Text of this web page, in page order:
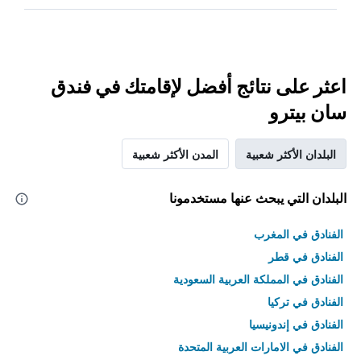
اعثر على نتائج أفضل لإقامتك في فندق
سان بيترو
البلدان الأكثر شعبية المدن الأكثر شعبية
البلدان التي يبحث عنها مستخدمونا
الفنادق في المغرب
الفنادق في قطر
الفنادق في المملكة العربية السعودية
الفنادق في تركيا
الفنادق في إندونيسيا
الفنادق في الامارات العربية المتحدة